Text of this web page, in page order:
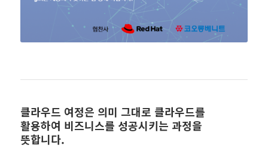
클라우드 여정은 의미 그대로 클라우드를
활용하여 비즈니스를 성공시키는 과정을
뜻합니다.